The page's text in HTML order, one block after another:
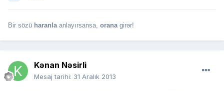
Bir sözü haranla anlayırsansa, orana girər!
Kənan Nəsirli
Mesaj tarihi: 31 Aralık 2013